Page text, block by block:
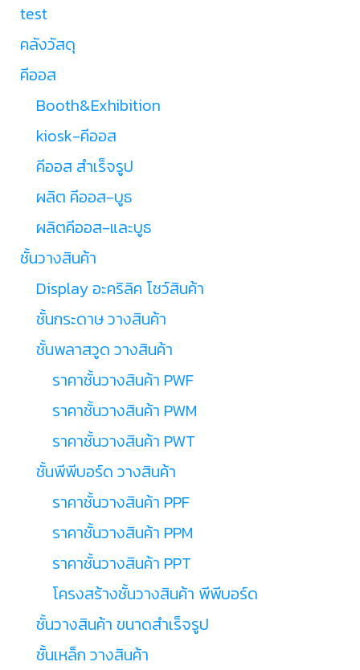
test
คลังวัสดุ
คีออส
Booth&Exhibition
kiosk-คีออส
คีออส สำเร็จรูป
ผลิต คีออส-บูธ
ผลิตคีออส-และบูธ
ชั้นวางสินค้า
Display อะคริลิค โชว์สินค้า
ชั้นกระดาษ วางสินค้า
ชั้นพลาสวูด วางสินค้า
ราคาชั้นวางสินค้า PWF
ราคาชั้นวางสินค้า PWM
ราคาชั้นวางสินค้า PWT
ชั้นพีพีบอร์ด วางสินค้า
ราคาชั้นวางสินค้า PPF
ราคาชั้นวางสินค้า PPM
ราคาชั้นวางสินค้า PPT
โครงสร้างชั้นวางสินค้า พีพีบอร์ด
ชั้นวางสินค้า ขนาดสำเร็จรูป
ชั้นเหล็ก วางสินค้า